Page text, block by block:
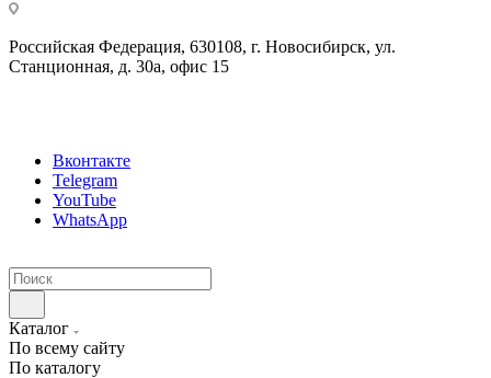
Российская Федерация, 630108, г. Новосибирск, ул.
Станционная, д. 30а, офис 15
Вконтакте
Telegram
YouTube
WhatsApp
Каталог
По всему сайту
По каталогу